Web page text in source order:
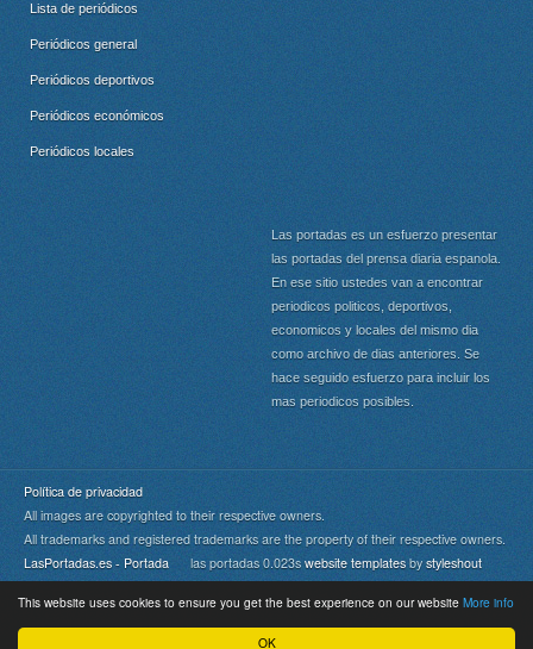
OK
This website uses cookies to ensure you get the best experience on our website More info
Lista de periódicos
Periódicos general
Periódicos deportivos
Periódicos económicos
Periódicos locales
Las portadas es un esfuerzo presentar
las portadas del prensa diaria espanola.
En ese sitio ustedes van a encontrar
periodicos politicos, deportivos,
economicos y locales del mismo dia
como archivo de dias anteriores. Se
hace seguido esfuerzo para incluir los
mas periodicos posibles.
Política de privacidad
All images are copyrighted to their respective owners.
All trademarks and registered trademarks are the property of their respective owners.
LasPortadas.es - Portada las portadas 0.023s website templates by styleshout